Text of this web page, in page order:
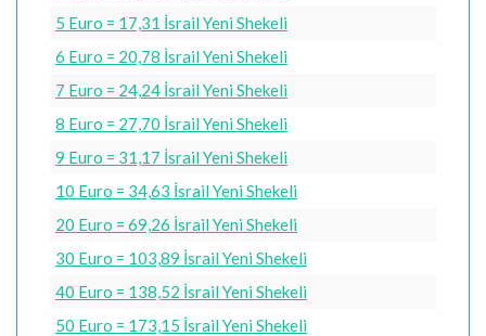
5 Euro = 17,31 İsrail Yeni Shekeli
6 Euro = 20,78 İsrail Yeni Shekeli
7 Euro = 24,24 İsrail Yeni Shekeli
8 Euro = 27,70 İsrail Yeni Shekeli
9 Euro = 31,17 İsrail Yeni Shekeli
10 Euro = 34,63 İsrail Yeni Shekeli
20 Euro = 69,26 İsrail Yeni Shekeli
30 Euro = 103,89 İsrail Yeni Shekeli
40 Euro = 138,52 İsrail Yeni Shekeli
50 Euro = 173,15 İsrail Yeni Shekeli